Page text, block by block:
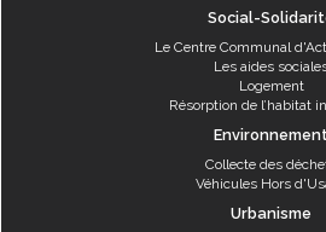
Social-
Le Centre Communal
Les aides
Logement
Résorption de l’habitat
Collecte des
Véhicules Hors
Urbanisme